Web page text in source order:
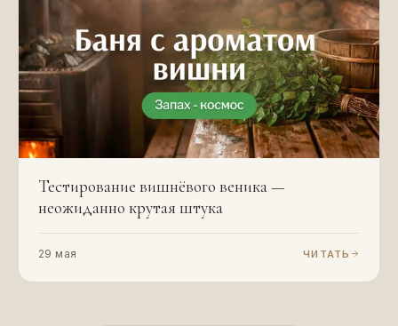
Тестирование вишнёвого веника —
неожиданно крутая штука
29 мая ЧИТАТЬ